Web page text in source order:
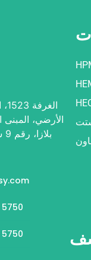
الأرضي، المبنى
5750
5750